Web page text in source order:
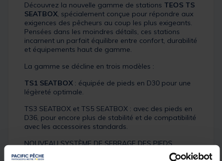
Découvrez la nouvelle gamme de stations TEOS TS
SEATBOX, spécialement conçue pour répondre aux
exigences des pêcheurs au coup les plus exigeants.
Pensées dans les moindres détails, ces stations
incarnent un parfait équilibre entre confort, durabilité
et équipements haut de gamme.
La gamme se décline en trois modèles :
TS1 SEATBOX : équipée de pieds en D30 pour une
légèreté optimale.
TS3 SEATBOX et TS5 SEATBOX : avec des pieds en
D36, pour encore plus de stabilité et de compatibilité
avec les accessoires standards.
NOUVEAU SYSTÈME DE SERRAGE DES PIEDS